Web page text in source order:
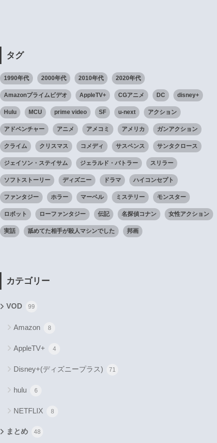
タグ
1990年代 2000年代 2010年代 2020年代
Amazonプライムビデオ AppleTV+ CGアニメ DC disney+
Hulu MCU prime video SF u-next アクション
アドベンチャー アニメ アメコミ アメリカ ガンアクション
クライム クリスマス コメディ サスペンス サンタクロース
ジェイソン・ステイサム ジェラルド・バトラー スリラー
ソフトストーリー ディズニー ドラマ ハイコンセプト
ファンタジー ホラー マーベル ミステリー モンスター
ロボット ローファンタジー 伝記 名探偵コナン 女性アクション
実話 舐めてた相手が殺人マシンでした 邦画
カテゴリー
VOD 99
Amazon 8
AppleTV+ 4
Disney+(ディズニープラス) 71
hulu 6
NETFLIX 8
まとめ 48